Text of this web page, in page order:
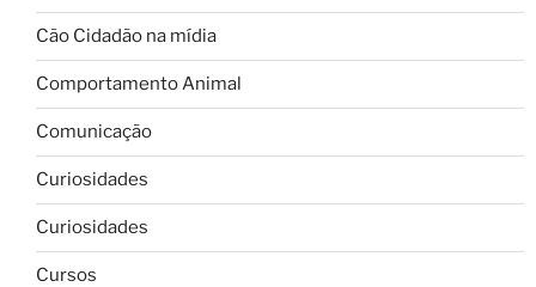
Cão Cidadão na mídia
Comportamento Animal
Comunicação
Curiosidades
Curiosidades
Cursos